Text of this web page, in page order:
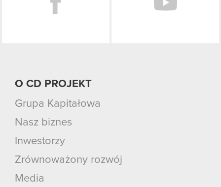
O CD PROJEKT
Grupa Kapitałowa
Nasz biznes
Inwestorzy
Zrównoważony rozwój
Media